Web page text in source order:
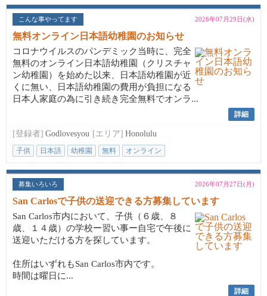
こんな事やってます 2026年07月29日(水)
無料オンライン日本語幼稚園のお知らせ
コロナウイルスのパンデミック当時に、完全
無料のオンライン日本語幼稚園（クリスチャ
ン幼稚園）を始めた以来、日本語幼稚園が近
くに無い、日本語幼稚園の費用が負担になる
日本人家庭の為に引き続き完全無料でオンラ...
詳細
[登録者] Godlovesyou [エリア] Honolulu
子供 日本語 幼稚園 無料 オンライン
募集いろいろ 2026年07月27日(月)
San Carlosで子供の送迎できる方募集しています
San Carlos市内において、子供（６歳、８
歳、１４歳）の学校ー習い事ー自宅で午後に
送迎いただける方を探しています。
住所はいずれもSan Carlos市内です。
時間は曜日に...
詳細